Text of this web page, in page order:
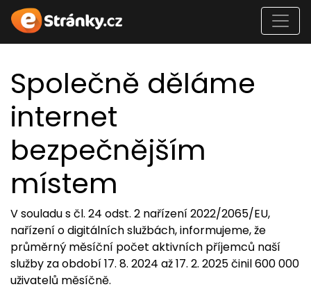
Společně děláme
internet
bezpečnějším
místem
V souladu s čl. 24 odst. 2 nařízení 2022/2065/EU,
nařízení o digitálních službách, informujeme, že
průměrný měsíční počet aktivních příjemců naší
služby za období 17. 8. 2024 až 17. 2. 2025 činil 600 000
uživatelů měsíčně.